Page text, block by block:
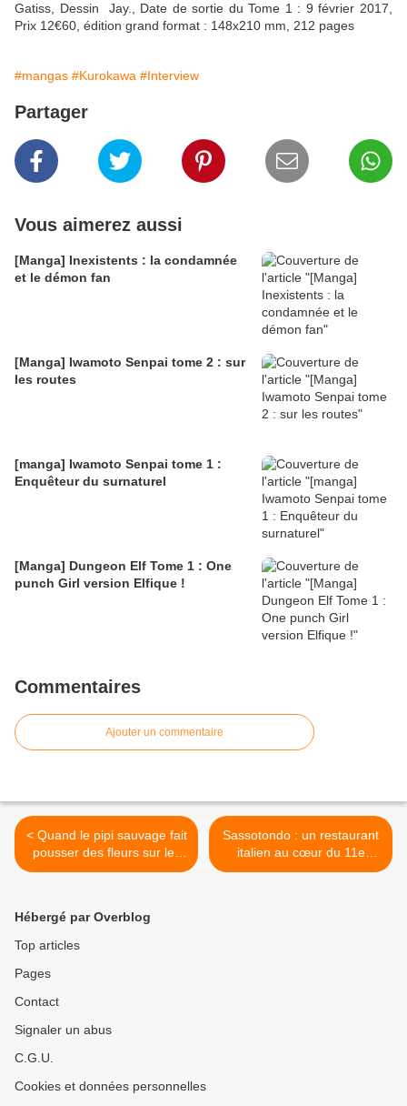
Gatiss, Dessin Jay., Date de sortie du Tome 1 : 9 février 2017,
Prix 12€60, édition grand format : 148x210 mm, 212 pages
#mangas #Kurokawa #Interview
Partager
Vous aimerez aussi
[Manga] Inexistents : la condamnée
et le démon fan
[Manga] Iwamoto Senpai tome 2 : sur
les routes
[manga] Iwamoto Senpai tome 1 :
Enquêteur du surnaturel
[Manga] Dungeon Elf Tome 1 : One
punch Girl version Elfique !
Commentaires
Ajouter un commentaire
< Quand le pipi sauvage fait
pousser des fleurs sur les
trottoirs des villes
Sassotondo : un restaurant
italien au cœur du 11e
arrondissement de Paris >
Hébergé par Overblog
Top articles
Pages
Contact
Signaler un abus
C.G.U.
Cookies et données personnelles